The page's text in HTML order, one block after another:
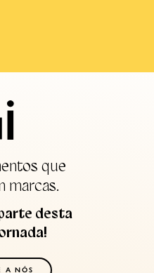
que
marcas.
desta
A NÓS